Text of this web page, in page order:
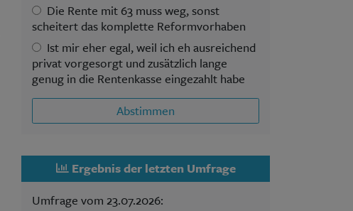
Die Rente mit 63 muss weg, sonst
scheitert das komplette Reformvorhaben
Ist mir eher egal, weil ich eh ausreichend
privat vorgesorgt und zusätzlich lange
genug in die Rentenkasse eingezahlt habe
Abstimmen
Ergebnis der letzten Umfrage
Umfrage vom 23.07.2026: